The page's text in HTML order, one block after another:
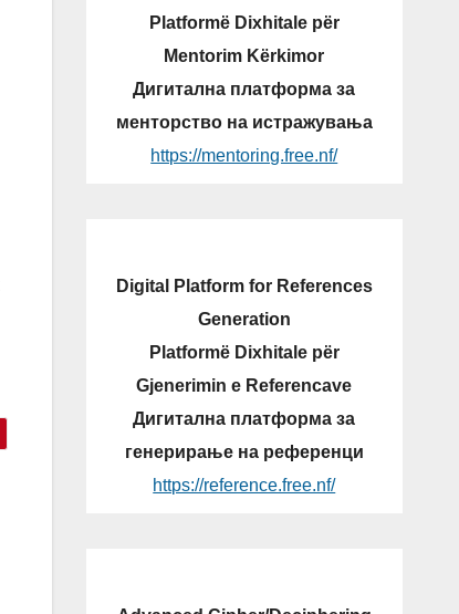
Platformë Dixhitale për
Mentorim Kërkimor
Дигитална платформа за
менторство на истражувања
https://mentoring.free.nf/
Digital Platform for References
Generation
Platformë Dixhitale për
Gjenerimin e Referencave
Дигитална платформа за
генерирање на референци
https://reference.free.nf/